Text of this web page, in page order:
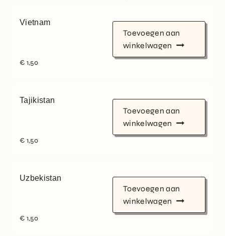
Vietnam
€ 1,50
Toevoegen aan
winkelwagen
Tajikistan
€ 1,50
Toevoegen aan
winkelwagen
Uzbekistan
€ 1,50
Toevoegen aan
winkelwagen